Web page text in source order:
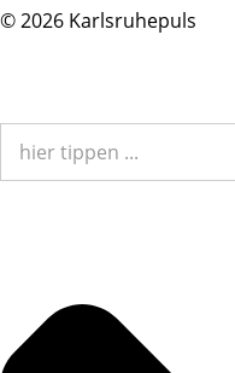
© 2026 Karlsruhepuls